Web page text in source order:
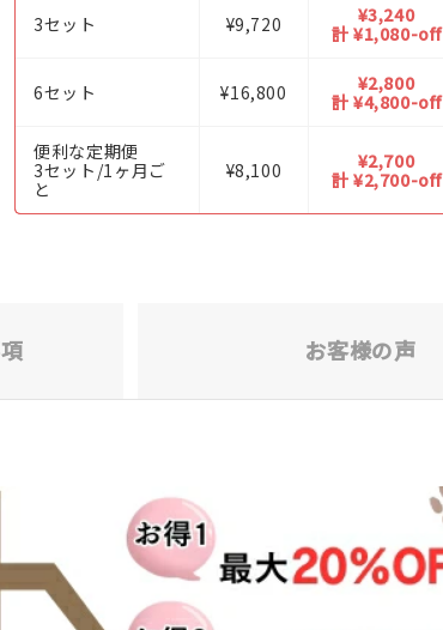
3セット ¥9,720
¥3,240
計 ¥1,080-off
6セット ¥16,800
¥2,800
計 ¥4,800-off
便利な定期便
3セット/1ヶ月ご
と
¥8,100
¥2,700
計 ¥2,700-off
お客様の声